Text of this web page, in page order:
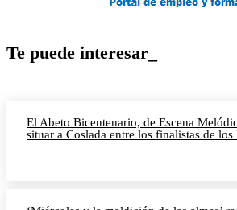
Te puede interesar_
El Abeto Bicentenario, de Escena
situar a Coslada entre los finalistas de los